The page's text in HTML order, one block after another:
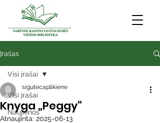
Įrašas
Visi įrašai
Naujienos
Visi įrašai
Knyga „Peggy“
sigutecaplikiene
Atnaujinta: 2025-06-13